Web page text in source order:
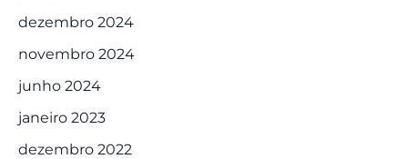
dezembro 2024
novembro 2024
junho 2024
janeiro 2023
dezembro 2022